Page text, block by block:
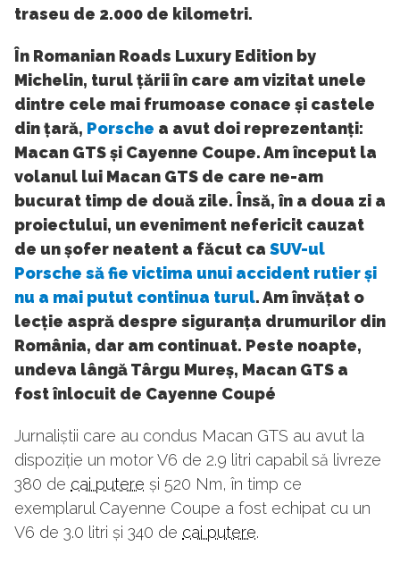
traseu de 2.000 de kilometri.
În Romanian Roads Luxury Edition by
Michelin, turul țării în care am vizitat unele
dintre cele mai frumoase conace și castele
din țară, Porsche a avut doi reprezentanți:
Macan GTS și Cayenne Coupe. Am început la
volanul lui Macan GTS de care ne-am
bucurat timp de două zile. Însă, în a doua zi a
proiectului, un eveniment nefericit cauzat
de un șofer neatent a făcut ca SUV-ul
Porsche să fie victima unui accident rutier și
nu a mai putut continua turul. Am învățat o
lecție aspră despre siguranța drumurilor din
România, dar am continuat. Peste noapte,
undeva lângă Târgu Mureș, Macan GTS a
fost înlocuit de Cayenne Coupé
Jurnaliștii care au condus Macan GTS au avut la
dispoziție un motor V6 de 2.9 litri capabil să livreze
380 de cai putere și 520 Nm, în timp ce
exemplarul Cayenne Coupe a fost echipat cu un
V6 de 3.0 litri și 340 de cai putere.